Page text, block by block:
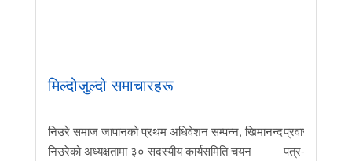
मिल्दोजुल्दो समाचारहरू
निउरे समाज जापानको प्रथम अधिवेशन सम्पन्न, खिमानन्द
निउरेको अध्यक्षतामा ३० सदस्यीय कार्यसमिति चयन
प्रवास र
पत्र-२०२६